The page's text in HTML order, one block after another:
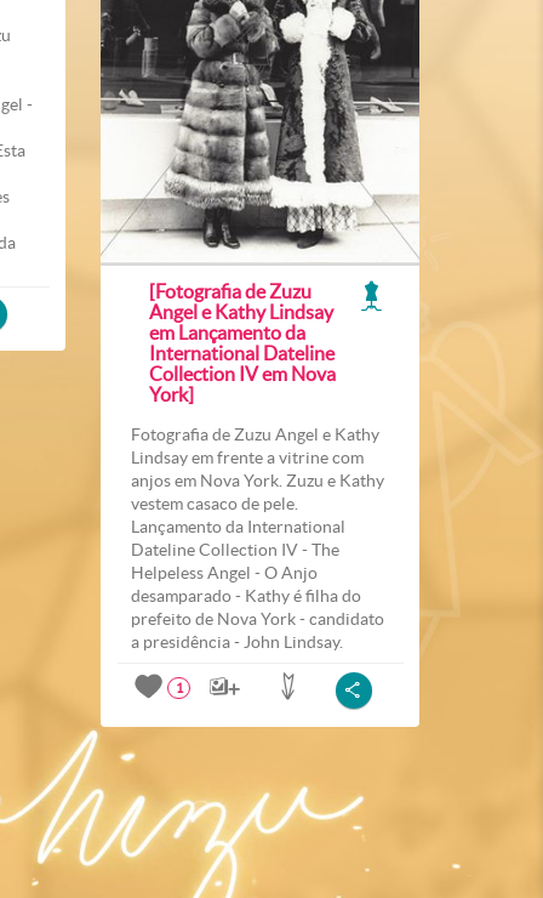
-
[Fotografia de Zuzu
Angel e Kathy Lindsay
em Lançamento da
International Dateline
Collection IV em Nova
York]
Fotografia de Zuzu Angel e Kathy
Lindsay em frente a vitrine com
anjos em Nova York. Zuzu e Kathy
vestem casaco de pele.
Lançamento da International
Dateline Collection IV - The
Helpeless Angel - O Anjo
desamparado - Kathy é filha do
prefeito de Nova York - candidato
a presidência - John Lindsay.
1